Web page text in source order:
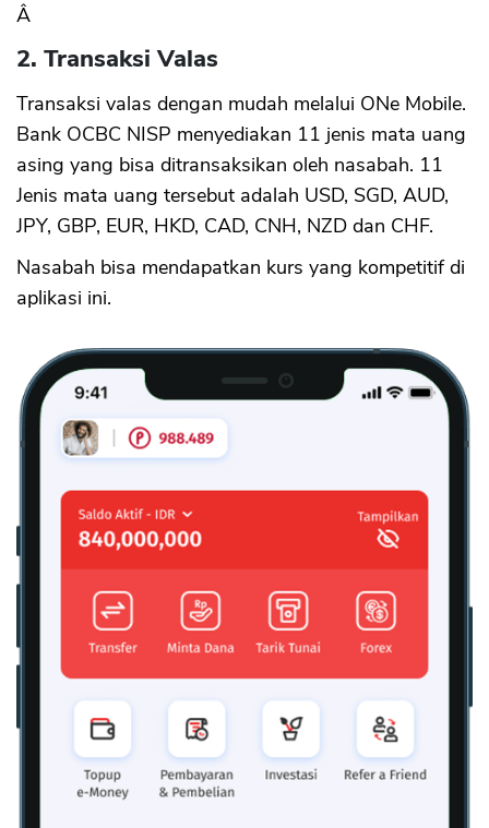
Â
2. Transaksi Valas
Transaksi valas dengan mudah melalui ONe Mobile.
Bank OCBC NISP menyediakan 11 jenis mata uang
asing yang bisa ditransaksikan oleh nasabah. 11
Jenis mata uang tersebut adalah USD, SGD, AUD,
JPY, GBP, EUR, HKD, CAD, CNH, NZD dan CHF.
Nasabah bisa mendapatkan kurs yang kompetitif di
aplikasi ini.